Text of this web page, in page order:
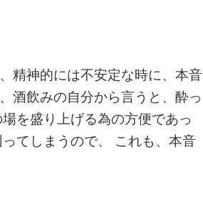
精神的には不安定な時に、本音
酒飲みの自分から言うと、酔っ
を盛り上げる為の方便であっ
てしまうので、 これも、本音